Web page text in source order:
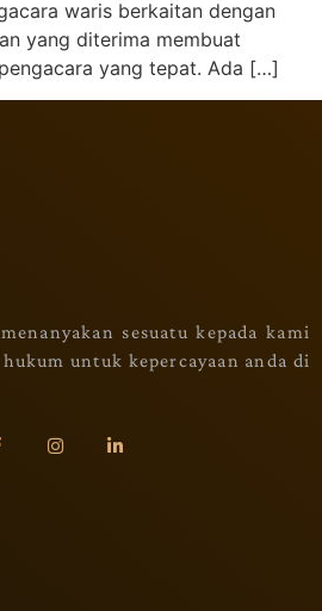
waris berkaitan dengan
yang diterima membuat
yang tepat. Ada […]
sesuatu kepada kami
untuk kepercayaan anda di